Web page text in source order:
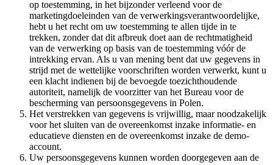
op toestemming, in het bijzonder verleend voor de
marketingdoeleinden van de verwerkingsverantwoordelijke,
hebt u het recht om uw toestemming te allen tijde in te
trekken, zonder dat dit afbreuk doet aan de rechtmatigheid
van de verwerking op basis van de toestemming vóór de
intrekking ervan. Als u van mening bent dat uw gegevens in
strijd met de wettelijke voorschriften worden verwerkt, kunt u
een klacht indienen bij de bevoegde toezichthoudende
autoriteit, namelijk de voorzitter van het Bureau voor de
bescherming van persoonsgegevens in Polen.
Het verstrekken van gegevens is vrijwillig, maar noodzakelijk
voor het sluiten van de overeenkomst inzake informatie- en
educatieve diensten en de overeenkomst inzake de demo-
account.
Uw persoonsgegevens kunnen worden doorgegeven aan de